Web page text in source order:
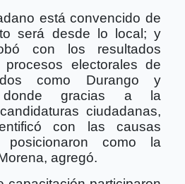
está convencido de
será desde lo local; y
con los resultados
electorales de
como Durango y
donde gracias a la
ciudadanas,
con las causas
como la
agregó.